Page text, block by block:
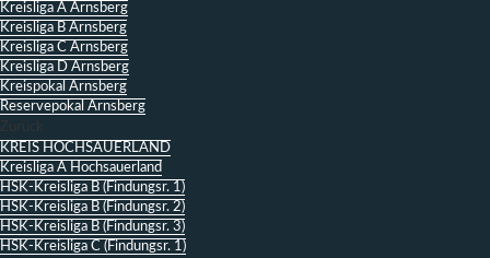
Kreisliga A Arnsberg
Kreisliga B Arnsberg
Kreisliga C Arnsberg
Kreisliga D Arnsberg
Kreispokal Arnsberg
Reservepokal Arnsberg
Zurück
KREIS HOCHSAUERLAND
Kreisliga A Hochsauerland
HSK-Kreisliga B (Findungsr. 1)
HSK-Kreisliga B (Findungsr. 2)
HSK-Kreisliga B (Findungsr. 3)
HSK-Kreisliga C (Findungsr. 1)